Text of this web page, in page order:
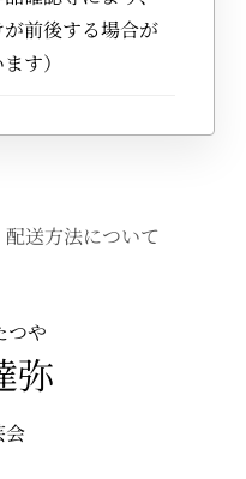
前後する場合が
す）
配送方法について
つや
弥
会